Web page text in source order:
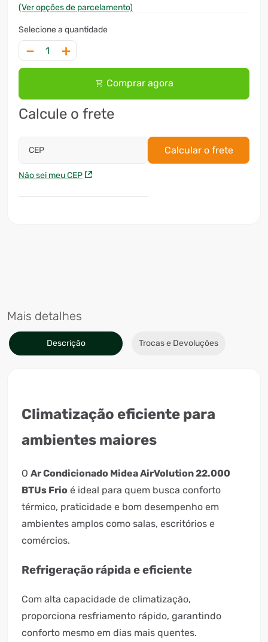
(Ver opções de parcelamento)
＋
－
Comprar agora
Calcule o frete
CEP
Não sei meu CEP
Calcular o frete
Mais detalhes
Descrição Trocas e Devoluções
Climatização eficiente para
ambientes maiores
O Ar Condicionado Midea AirVolution 22.000
BTUs Frio é ideal para quem busca conforto
térmico, praticidade e bom desempenho em
ambientes amplos como salas, escritórios e
comércios.
Refrigeração rápida e eficiente
Com alta capacidade de climatização,
proporciona resfriamento rápido, garantindo
conforto mesmo em dias mais quentes.